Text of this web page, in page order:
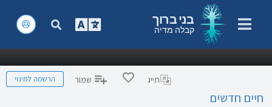
בני ברוך
קבלה מדיה
תייג שמור הרשמה למינוי
חיים חדשים